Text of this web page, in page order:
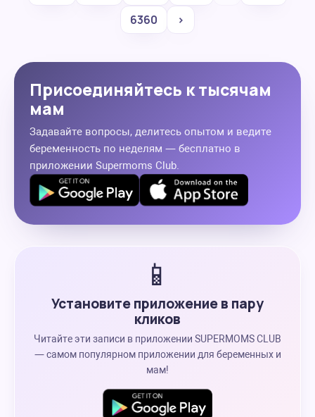
6360
›
Присоединяйтесь к тысячам
мам
Задавайте вопросы, делитесь опытом и ведите
беременность по неделям — бесплатно в
приложении Supermoms Club.
📱
Установите приложение в пару
кликов
Читайте эти записи в приложении SUPERMOMS CLUB
— самом популярном приложении для беременных и
мам!